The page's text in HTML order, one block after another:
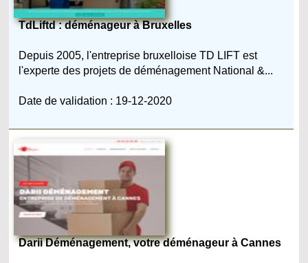
TdLiftd : déménageur à Bruxelles
Depuis 2005, l'entreprise bruxelloise TD LIFT est
l'experte des projets de déménagement National &...
Date de validation : 19-12-2020
Darii Déménagement, votre déménageur à Cannes